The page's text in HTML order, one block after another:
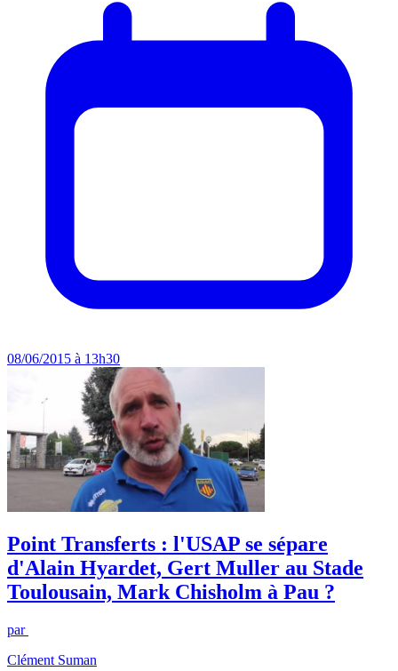
08/06/2015 à 13h30
Point Transferts : l'USAP se sépare
d'Alain Hyardet, Gert Muller au Stade
Toulousain, Mark Chisholm à Pau ?
par
Clément Suman